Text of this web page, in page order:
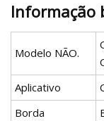
Informação
Modelo NÃO.
Aplicativo
Borda